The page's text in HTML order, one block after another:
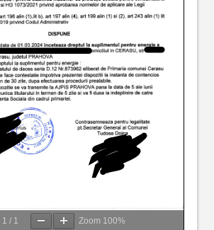
1 / 1 Zoom 100%